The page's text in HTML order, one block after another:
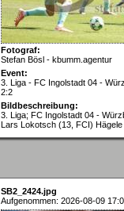
Fotograf:
Stefan Bösl - kbumm.agentur
Event:
3. Liga - FC Ingolstadt 04 -
2:2
Bildbeschreibung:
3. Liga; FC Ingolstadt 04 -
Lars Lokotsch (13, FCI) Hägele
SB2_2424.jpg
Aufgenommen: 2026-08-09